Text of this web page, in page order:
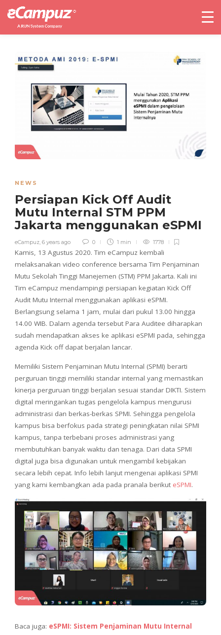
NEWS
Persiapan Kick Off Audit
Mutu Internal STM PPM
Jakarta menggunakan eSPMI
eCampuz, 6 years ago 0 1 min 1778
Kamis, 13 Agustus 2020. Tim eCampuz kembali
melaksanakan video conference bersama Tim Penjaminan
Mutu Sekolah Tinggi Manejemen (STM) PPM Jakarta. Kali ini
Tim eCampuz mendampingi persiapan kegiatan Kick Off
Audit Mutu Internal menggunakan aplikasi eSPMI.
Berlangsung selama 1 jam, mulai dari pukul 13.00 hingga
14.00 WIB. Dalam agenda tersebut Para Auditee diharapkan
sudah mendapatkan akses ke aplikasi eSPMI pada, sehingga
agenda Kick off dapat berjalan lancar.
Memiliki Sistem Penjaminan Mutu Internal (SPMI) berarti
perguruan tinggi memiliki standar internal yang memastikan
kinerja perguruan tinggi berjalan sesuai standar DIKTI. Sistem
digital meringankan tugas pengelola kampus mengurusi
administrasi dan berkas-berkas SPMI. Sehingga pengelola
kampus bisa berfokus pada strategi peningkatan nilai SPMI
kampus, tanpa terbebani proses administrasi yang
membutuhkan banyak waktu dan tenaga. Dari data SPMI
digital juga bisa digunakan untuk mengambil kebijakan
secara lebih cepat. Info lebih lanjut mengenai aplikasi SPMI
yang kami kembangkan ada pada pranala berikut eSPMI.
Baca juga: eSPMI: Sistem Penjaminan Mutu Internal